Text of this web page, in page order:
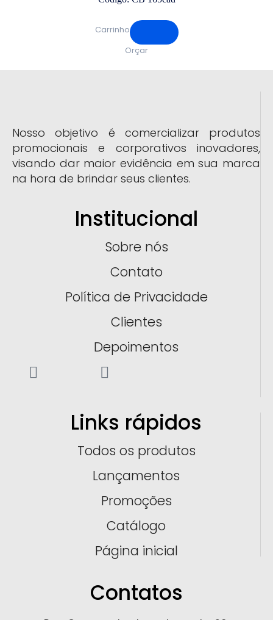
Carrinho
Orçar
Nosso objetivo é comercializar produtos
promocionais e corporativos inovadores,
visando dar maior evidência em sua marca
na hora de brindar seus clientes.
Institucional
Sobre nós
Contato
Política de Privacidade
Clientes
Depoimentos
Links rápidos
Todos os produtos
Lançamentos
Promoções
Catálogo
Página inicial
Contatos